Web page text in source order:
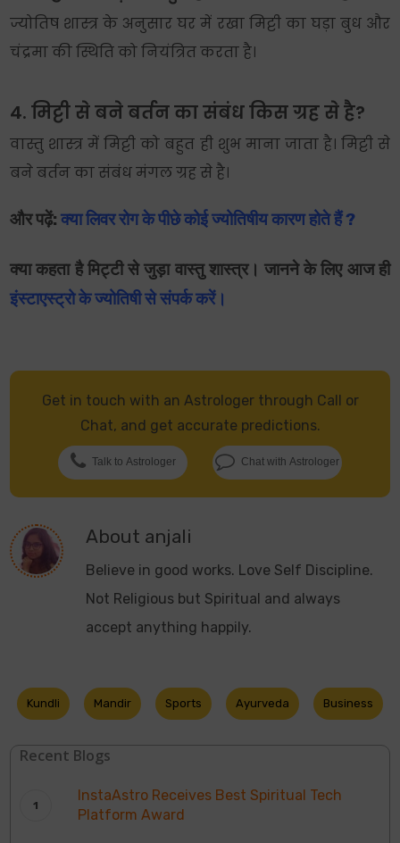
ज्योतिष शास्त्र के अनुसार घर में रखा मिट्टी का घड़ा बुध और
चंद्रमा की स्थिति को नियंत्रित करता है।
4. मिट्टी से बने बर्तन का संबंध किस ग्रह से है?
वास्तु शास्त्र में मिट्टी को बहुत ही शुभ माना जाता है। मिट्टी से
बने बर्तन का संबंध मंगल ग्रह से है।
और पढ़ें:क्या लिवर रोग के पीछे कोई ज्योतिषीय कारण होते हैं ?
क्या कहता है मिट्टी से जुड़ा वास्तु शास्त्र। जानने के लिए आज ही
इंस्टाएस्ट्रो के ज्योतिषी से संपर्क करें।
Get in touch with an Astrologer through Call or
Chat, and get accurate predictions.
Talk to Astrologer Chat with Astrologer
About anjali
Believe in good works. Love Self Discipline.
Not Religious but Spiritual and always
accept anything happily.
Kundli Mandir Sports Ayurveda Business
Recent Blogs
InstaAstro Receives Best Spiritual Tech
Platform Award